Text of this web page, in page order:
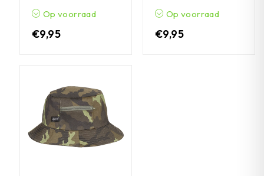
Op voorraad
€9,95
Op voorraad
€9,95